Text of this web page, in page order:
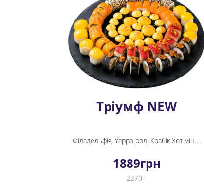
Тріумф NEW
Філадельфія, Yappo рол, Крабік Хот міні рол, Каліфорнія з лососем в кунжуті, Футомак Мідія, Спайсі Тунець, Ніндзя, Невада, Мідія Хот міні рол
1889грн
2270 г